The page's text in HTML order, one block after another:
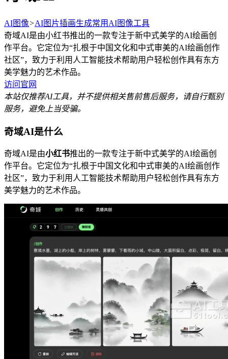
AI图像>AI图片插画生成常用AI图像工具
奇域AI是由小红书推出的一款专注于新中式美学的AI绘画创
作平台。它定位为“扎根于中国文化和中式审美的AI绘画创作
社区”，致力于利用人工智能技术帮助用户轻松创作具有东方
美学魅力的艺术作品。
访问官网
本站仅推荐AI工具，并不提供相关售前售后服务，请自行甄别
服务，避免上当受骗。
奇域AI是什么
奇域AI是由小红书推出的一款专注于新中式美学的AI绘画创
作平台。它定位为“扎根于中国文化和中式审美的AI绘画创作
社区”，致力于利用人工智能技术帮助用户轻松创作具有东方
美学魅力的艺术作品。